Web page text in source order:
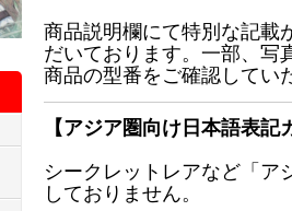
商品説明欄にて特別な記載
だいております。一部、写
商品の型番をご確認してい
【アジア圏向け日本語表記
シークレットレアなど「ア
しておりません。